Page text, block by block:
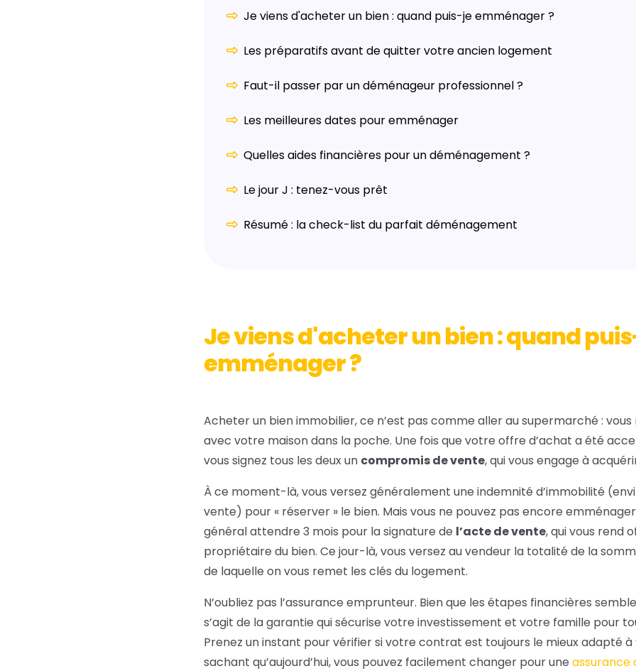
Je viens d'acheter un bien : quand puis-je emménager ?
Les préparatifs avant de quitter votre ancien logement
Faut-il passer par un déménageur professionnel ?
Les meilleures dates pour emménager
Quelles aides financières pour un déménagement ?
Le jour J : tenez-vous prêt
Résumé : la check-list du parfait déménagement
Je viens d'acheter un bien : quand
emménager ?
Acheter un bien immobilier, ce n’est pas comme aller au supermarché :
avec votre maison dans la poche. Une fois que votre offre d’achat a été
vous signez tous les deux un compromis de vente, qui vous engage à
À ce moment-là, vous versez généralement une indemnité d’immobilité
vente) pour « réserver » le bien. Mais vous ne pouvez pas encore
général attendre 3 mois pour la signature de l’acte de vente, qui vous rend
propriétaire du bien. Ce jour-là, vous versez au vendeur la totalité de la
de laquelle on vous remet les clés du logement.
N’oubliez pas l’assurance emprunteur. Bien que les étapes financières
s’agit de la garantie qui sécurise votre investissement et votre famille pour
Prenez un instant pour vérifier si votre contrat est toujours le mieux adapté
sachant qu’aujourd’hui, vous pouvez facilement changer pour une assurance